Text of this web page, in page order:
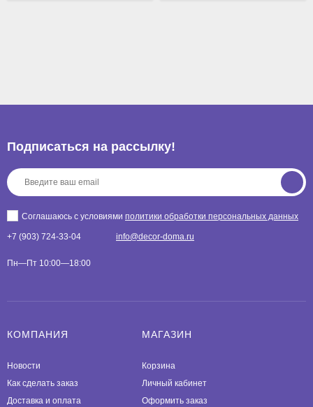
Подписаться на рассылкy!
Соглашаюсь с условиями политики обработки персональных данных
+7 (903) 724-33-04 info@decor-doma.ru
Пн—Пт 10:00—18:00
КОМПАНИЯ
Новости
Как сделать заказ
Доставка и оплата
МАГАЗИН
Корзина
Личный кабинет
Оформить заказ